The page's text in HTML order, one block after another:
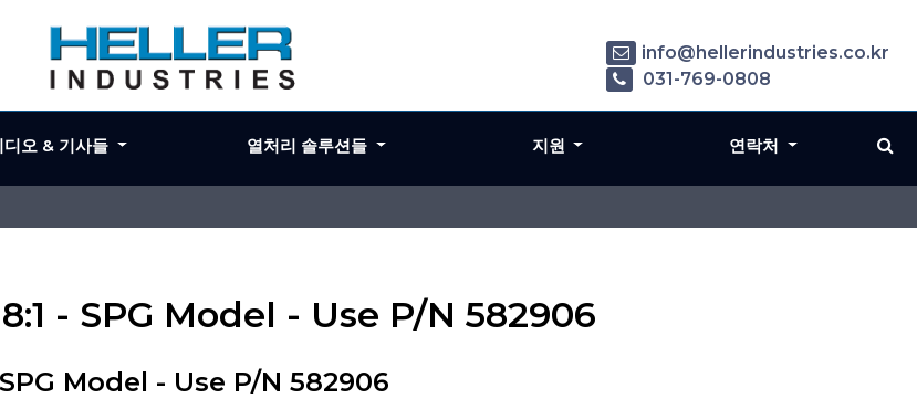
- SPG Model - Use P/N 582906
Model - Use P/N 582906
info@hellerindustries.co.kr
031-769-0808
디오 & 기사들 열처리 솔루션들 지원 연락처